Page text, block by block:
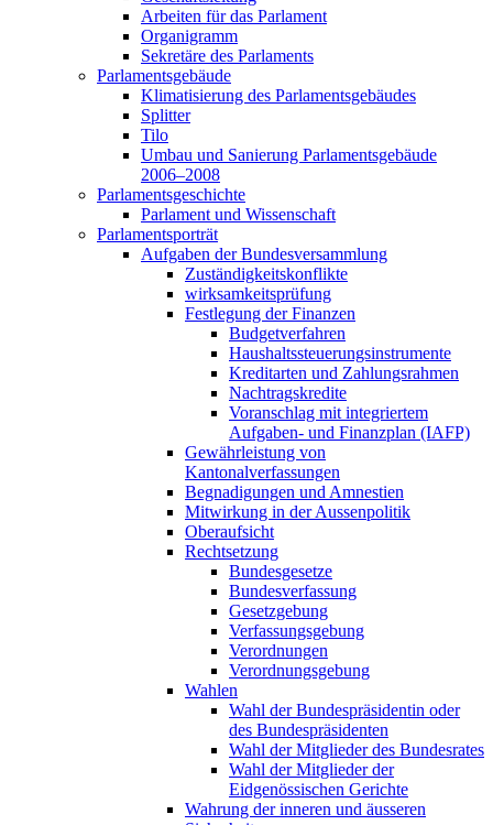
Arbeiten für das Parlament
Organigramm
Sekretäre des Parlaments
Parlamentsgebäude
Klimatisierung des Parlamentsgebäudes
Splitter
Tilo
Umbau und Sanierung Parlamentsgebäude
2006–2008
Parlamentsgeschichte
Parlament und Wissenschaft
Parlamentsporträt
Aufgaben der Bundesversammlung
Zuständigkeitskonflikte
wirksamkeitsprüfung
Festlegung der Finanzen
Budgetverfahren
Haushaltssteuerungsinstrumente
Kreditarten und Zahlungsrahmen
Nachtragskredite
Voranschlag mit integriertem
Aufgaben- und Finanzplan (IAFP)
Gewährleistung von
Kantonalverfassungen
Begnadigungen und Amnestien
Mitwirkung in der Aussenpolitik
Oberaufsicht
Rechtsetzung
Bundesgesetze
Bundesverfassung
Gesetzgebung
Verfassungsgebung
Verordnungen
Verordnungsgebung
Wahlen
Wahl der Bundespräsidentin oder
des Bundespräsidenten
Wahl der Mitglieder des Bundesrates
Wahl der Mitglieder der
Eidgenössischen Gerichte
Wahrung der inneren und äusseren